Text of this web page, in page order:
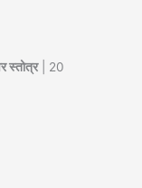
स्तोत्र| 20